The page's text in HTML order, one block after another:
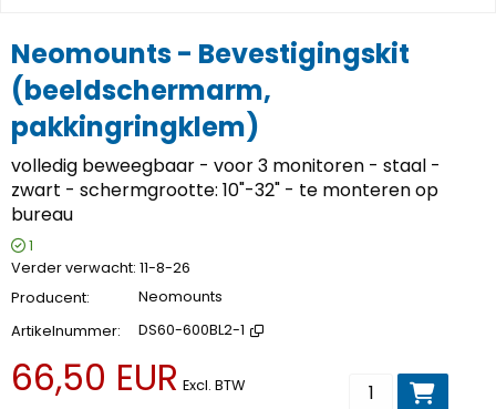
Neomounts - Bevestigingskit
(beeldschermarm,
pakkingringklem)
volledig beweegbaar - voor 3 monitoren - staal -
zwart - schermgrootte: 10"-32" - te monteren op
bureau
1
Verder verwacht 11-8-26
Producent Neomounts
Artikelnummer DS60-600BL2-1
66,50 EUR Excl. BTW Voeg toe aan